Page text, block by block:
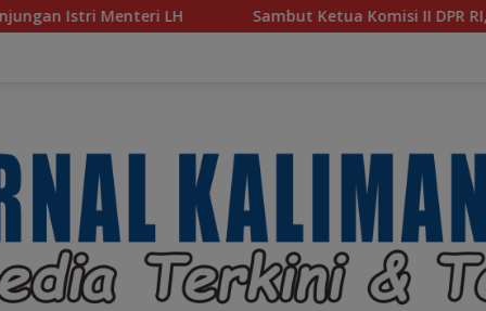
Sambut Ketua Komisi II DPR RI, Pemkot Banjarmasin